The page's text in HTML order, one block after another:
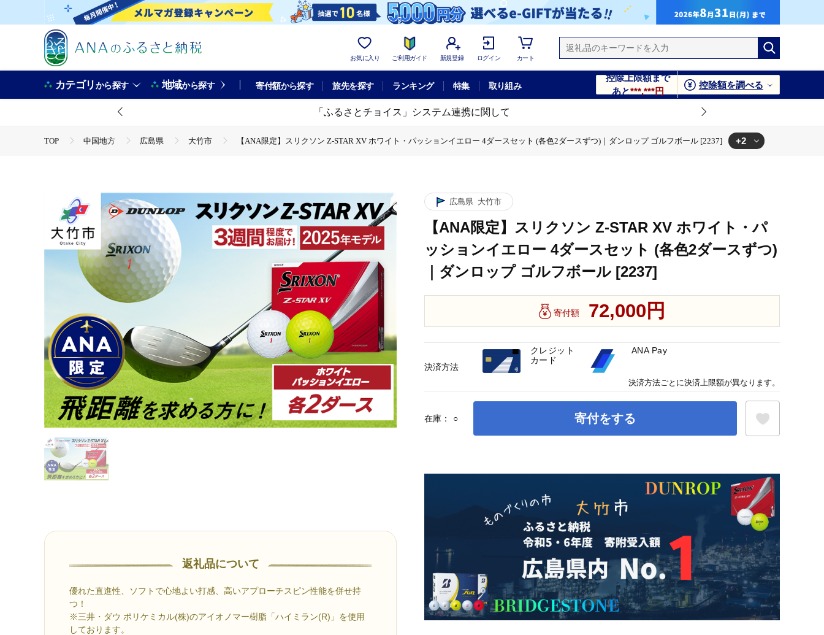
お気に入り ご利用ガイド 新規登録 ログイン カート
カテゴリから探す 地域から探す 寄付額から探す 旅先を探す ランキング 特集 取り組み
控除上限額まで
あと***,***円
控除額を調べる
「ふるさとチョイス」システム連携に関して
TOP 中国地方 広島県 大竹市 【ANA限定】スリクソン Z-STAR XV ホワイト・パッションイエロー 4ダースセット (各色2ダースずつ)｜ダンロップ ゴルフボール [2237] +2
返礼品について
優れた直進性、ソフトで心地よい打感、高いアプローチスピン性能を併せ持
つ！
※三井・ダウ ポリケミカル(株)のアイオノマー樹脂「ハイミラン(R)」を使用
しております。
広島県 大竹市
【ANA限定】スリクソン Z-STAR XV ホワイト・パ
ッションイエロー 4ダースセット (各色2ダースずつ)
｜ダンロップ ゴルフボール [2237]
寄付額 72,000円
在庫： ○ 寄付をする
お気に入り登録
決済方法
クレジット
カード
ANA Pay
決済方法ごとに決済上限額が異なります。